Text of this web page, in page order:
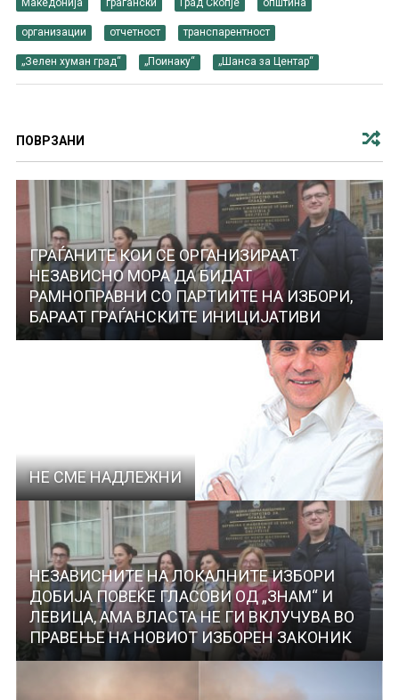
организации отчетност транспарентност
„Зелен хуман град“ „Поинаку“ „Шанса за Центар“
ПОВРЗАНИ
ГРАЃАНИТЕ КОИ СЕ ОРГАНИЗИРААТ
НЕЗАВИСНО МОРА ДА БИДАТ
РАМНОПРАВНИ СО ПАРТИИТЕ НА ИЗБОРИ,
БАРААТ ГРАЃАНСКИТЕ ИНИЦИЈАТИВИ
НЕ СМЕ НАДЛЕЖНИ
НЕЗАВИСНИТЕ НА ЛОКАЛНИТЕ ИЗБОРИ
ДОБИЈА ПОВЕЌЕ ГЛАСОВИ ОД „ЗНАМ“ И
ЛЕВИЦА, АМА ВЛАСТА НЕ ГИ ВКЛУЧУВА ВО
ПРАВЕЊЕ НА НОВИОТ ИЗБОРЕН ЗАКОНИК